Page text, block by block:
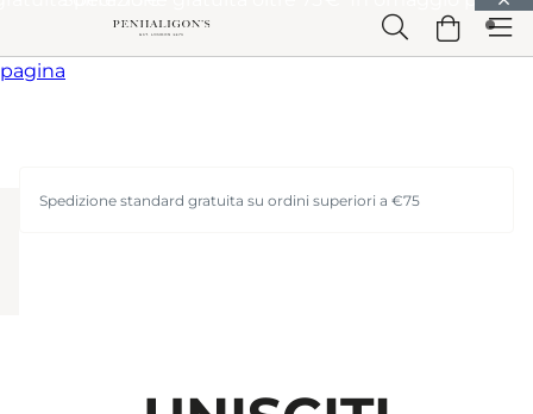
Vai a IntestazioneVai a Contenuto principale
Vai a Piè di
pagina
Spedizione standard gratuita su ordini superiori a €75